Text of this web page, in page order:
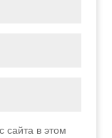
в этом